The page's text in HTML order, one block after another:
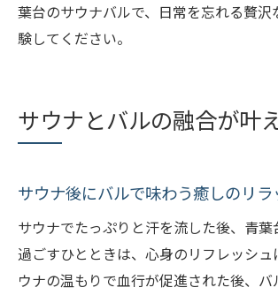
葉台のサウナバルで、日常を忘れる贅沢
験してください。
サウナとバルの融合が叶
サウナ後にバルで味わう癒しのリラ
サウナでたっぷりと汗を流した後、青
過ごすひとときは、心身のリフレッシュ
ウナの温もりで血行が促進された後、バ